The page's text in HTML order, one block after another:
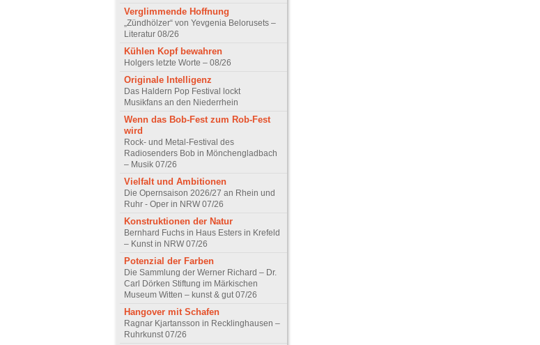
Verglimmende Hoffnung
„Zündhölzer“ von Yevgenia Belorusets –
Literatur 08/26
Kühlen Kopf bewahren
Holgers letzte Worte – 08/26
Originale Intelligenz
Das Haldern Pop Festival lockt
Musikfans an den Niederrhein
Wenn das Bob-Fest zum Rob-Fest
wird
Rock- und Metal-Festival des
Radiosenders Bob in Mönchengladbach
– Musik 07/26
Vielfalt und Ambitionen
Die Opernsaison 2026/27 an Rhein und
Ruhr - Oper in NRW 07/26
Konstruktionen der Natur
Bernhard Fuchs in Haus Esters in Krefeld
– Kunst in NRW 07/26
Potenzial der Farben
Die Sammlung der Werner Richard – Dr.
Carl Dörken Stiftung im Märkischen
Museum Witten – kunst & gut 07/26
Hangover mit Schafen
Ragnar Kjartansson in Recklinghausen –
Ruhrkunst 07/26